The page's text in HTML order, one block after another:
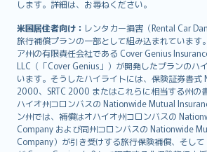
します。詳細は、お尋ねください。
米国居住者向け： レンタカー損害（Rental Car
旅行補償プランの一部として組み込まれています
ア州の有限責任会社である Cover Genius
LLC（「Cover Genius」）が開発したプランのハ
います。そうしたハイライトには、保険証券書式
2000、SRTC 2000 またはこれらに相当する州の
ハイオ州コロンバスの Nationwide Mutual
ン州では、補償はオハイオ州コロンバスの
Company および同州コロンバスの Nationwide
Company）が引き受けする旅行保険補償、そし
български
català
Hrvatski
eesti
Ελληνικά
Magyar
Íslenska